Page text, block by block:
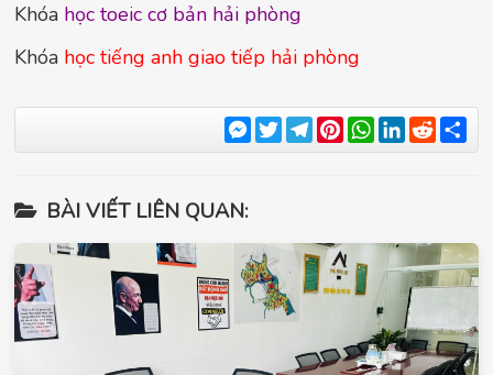
Khóa học toeic cơ bản hải phòng
Khóa học tiếng anh giao tiếp hải phòng
Messenger
TwitterTelegram
Pinterest
WhatsApp
LinkedIn
Reddit
BÀI VIẾT LIÊN QUAN: